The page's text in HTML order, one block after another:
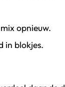
opnieuw.
in blokjes.